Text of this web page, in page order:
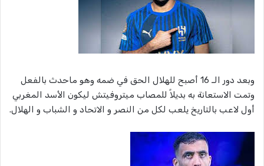
وبعد دور الـ 16 أصبح للهلال الحق في ضمه وهو ماحدث بالفعل
وتمت الاستعانة به بديلاً للمصاب ميتروفيتش ليكون الأسد المغربي
أول لاعب بالتاريخ يلعب لكل من النصر و الاتحاد و الشباب و الهلال.